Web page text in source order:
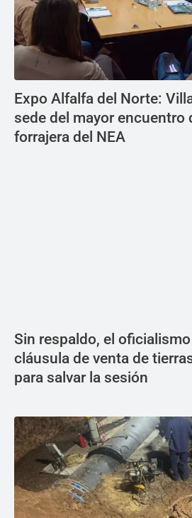
Expo Alfalfa del Norte:
sede del mayor encuentro
forrajera del NEA
Sin respaldo, el
cláusula de venta de
para salvar la sesión